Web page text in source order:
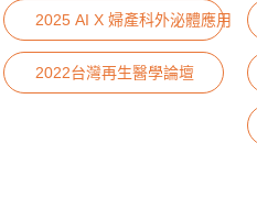
2025 AI X 婦產科外泌體應用
2022台灣再生醫學論壇